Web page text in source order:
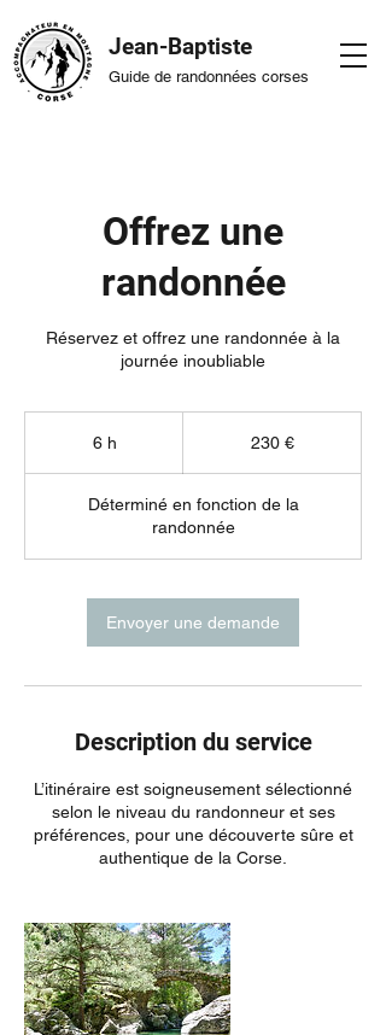
Jean-Baptiste
Guide de randonnées corses
Offrez une
randonnée
Réservez et offrez une randonnée à la
journée inoubliable
6 h 230 €
Déterminé en fonction de la
randonnée
Envoyer une demande
Description du service
L’itinéraire est soigneusement sélectionné
selon le niveau du randonneur et ses
préférences, pour une découverte sûre et
authentique de la Corse.